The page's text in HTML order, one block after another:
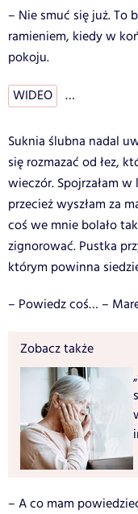
– Nie smuć się już. To
ramieniem, kiedy w
pokoju.
WIDEO …
Suknia ślubna nadal
się rozmazać od łez,
wieczór. Spojrzałam
przecież wyszłam za
coś we mnie bolało
zignorować. Pustka
którym powinna
– Powiedz coś… –
Zobacz także
– A co mam